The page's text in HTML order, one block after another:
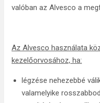
valóban az Alvesco a
Az Alvesco használata
kezelőorvosához, ha:
légzése nehezebbé
valamelyike